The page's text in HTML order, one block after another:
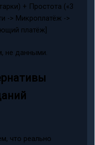
+ Простота («3
-> Микроплатёж ->
платёж]
не данными.
что реально